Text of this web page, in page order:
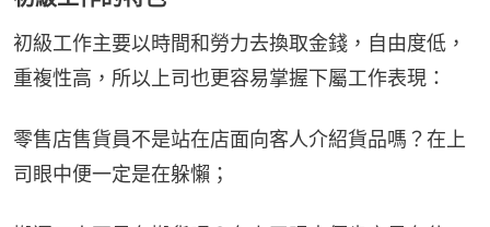
初級工作主要以時間和勞力去換取金錢，自由度低，
重複性高，所以上司也更容易掌握下屬工作表現：
零售店售貨員不是站在店面向客人介紹貨品嗎？在上
司眼中便一定是在躲懶；